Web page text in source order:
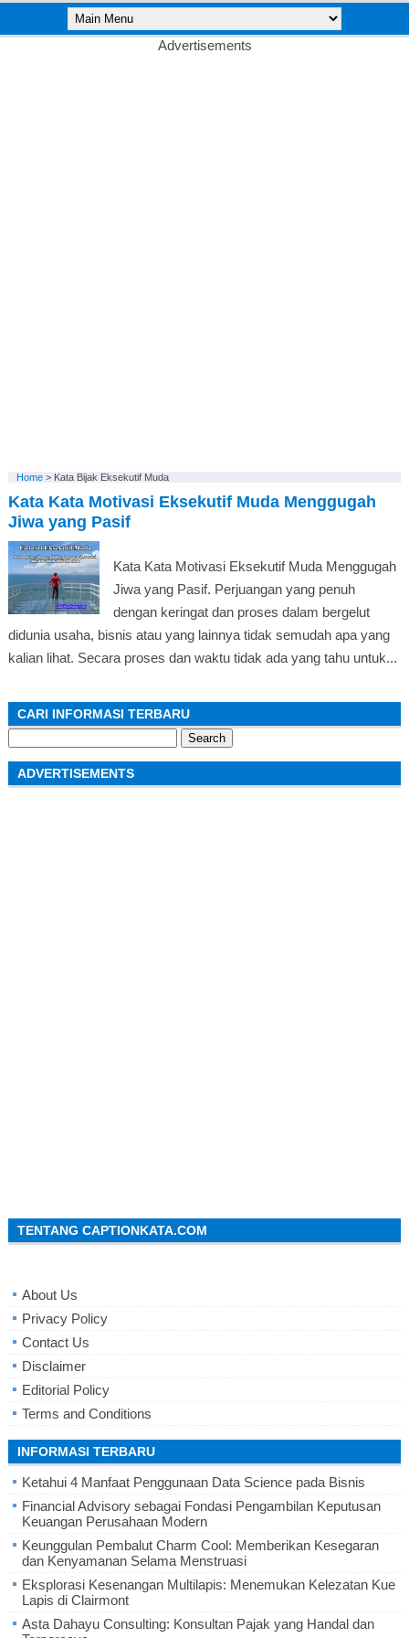
Advertisements
Home> Kata Bijak Eksekutif Muda
Kata Kata Motivasi Eksekutif Muda Menggugah
Jiwa yang Pasif
Kata Kata Motivasi Eksekutif Muda Menggugah
Jiwa yang Pasif. Perjuangan yang penuh
dengan keringat dan proses dalam bergelut
didunia usaha, bisnis atau yang lainnya tidak semudah apa yang
kalian lihat. Secara proses dan waktu tidak ada yang tahu untuk...
CARI INFORMASI TERBARU
for:
ADVERTISEMENTS
TENTANG CAPTIONKATA.COM
About Us
Privacy Policy
Contact Us
Disclaimer
Editorial Policy
Terms and Conditions
INFORMASI TERBARU
Ketahui 4 Manfaat Penggunaan Data Science pada Bisnis
Financial Advisory sebagai Fondasi Pengambilan Keputusan
Keuangan Perusahaan Modern
Keunggulan Pembalut Charm Cool: Memberikan Kesegaran
dan Kenyamanan Selama Menstruasi
Eksplorasi Kesenangan Multilapis: Menemukan Kelezatan Kue
Lapis di Clairmont
Asta Dahayu Consulting: Konsultan Pajak yang Handal dan